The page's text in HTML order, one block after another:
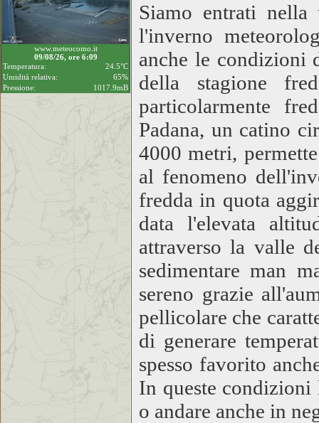
www.meteocomo.it
09/08/26, ore 6:09
Temperatura:
24.5°C
Umidità relativa:
65%
Pressione:
1017.9mB
Siamo entrati nella
l'inverno
anche le condizioni
della stagione
particolarmente
Padana, un catino
4000 metri,
al fenomeno
fredda in quota
data l'elevata
attraverso la valle
sedimentare man
sereno grazie
pellicolare che
di generare
spesso favorito
In queste condizioni
o andare anche in